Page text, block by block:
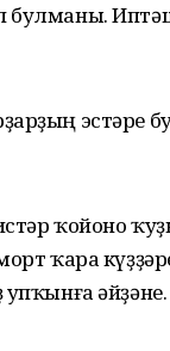
эстәре
ҡойоно
ҡара